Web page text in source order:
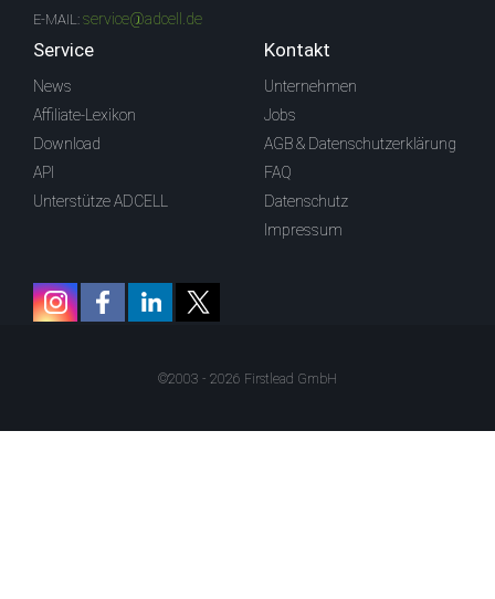
E-MAIL: service@adcell.de
Service
News
Affiliate-Lexikon
Download
API
Unterstütze ADCELL
Kontakt
Unternehmen
Jobs
AGB & Datenschutzerklärung
FAQ
Datenschutz
Impressum
©2003 - 2026 Firstlead GmbH